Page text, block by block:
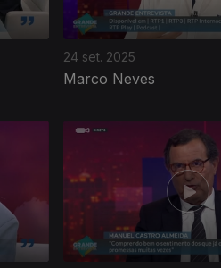
24 set. 2025
Marco Neves